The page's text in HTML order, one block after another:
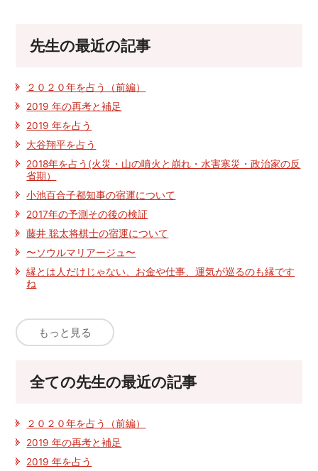
先生の最近の記事
２０２０年を占う（前編）
2019 年の再考と補足
2019 年を占う
大谷翔平を占う
2018年を占う(火災・山の噴火と崩れ・水害寒災・政治家の反
省期）
小池百合子都知事の宿運について
2017年の予測その後の検証
藤井 聡太将棋士の宿運について
〜ソウルマリアージュ〜
縁とは人だけじゃない、お金や仕事、運気が巡るのも縁です
ね
もっと見る
全ての先生の最近の記事
２０２０年を占う（前編）
2019 年の再考と補足
2019 年を占う